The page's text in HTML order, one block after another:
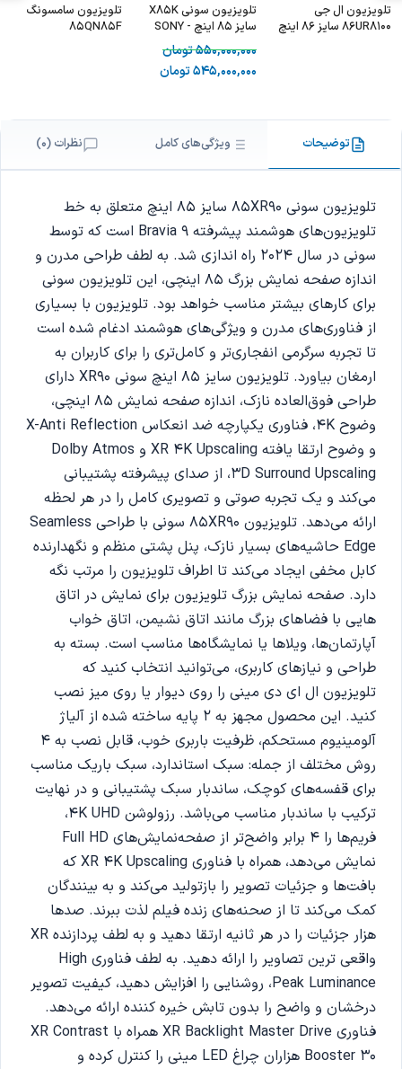
تلویزیون ال جی
86UR8100 سایز 86 اینچ
تلویزیون سونی X85K
سایز 85 اینچ - SONY
KD-85X85K
550,000,000تومان
545,000,000تومان
تلویزیون سامسونگ
85QN85F
توضیحات ویژگی‌های کامل نظرات (0)
تلویزیون سونی 85XR90 سایز 85 اینچ متعلق به خط
تلویزیون‌های هوشمند پیشرفته Bravia 9 است که توسط
سونی در سال 2024 راه اندازی شد. به لطف طراحی مدرن و
اندازه صفحه نمایش بزرگ 85 اینچی، این تلویزیون سونی
برای کارهای بیشتر مناسب خواهد بود. تلویزیون با بسیاری
از فناوری‌های مدرن و ویژگی‌های هوشمند ادغام شده است
تا تجربه سرگرمی انفجاری‌تر و کامل‌تری را برای کاربران به
ارمغان بیاورد. تلویزیون سایز 85 اینچ سونی XR90 دارای
طراحی فوق‌العاده نازک، اندازه صفحه نمایش 85 اینچی،
وضوح 4K، فناوری یکپارچه ضد انعکاس X-Anti Reflection
و وضوح ارتقا یافته XR 4K Upscaling و Dolby Atmos
،3D Surround Upscaling از صدای پیشرفته پشتیبانی
می‌کند و یک تجربه صوتی و تصویری کامل را در هر لحظه
ارائه می‌دهد. تلویزیون 85XR90 سونی با طراحی Seamless
Edge حاشیه‌های بسیار نازک، پنل پشتی منظم و نگهدارنده
کابل مخفی ایجاد می‌کند تا اطراف تلویزیون را مرتب نگه
دارد. صفحه نمایش بزرگ تلویزیون برای نمایش در اتاق
هایی با فضاهای بزرگ مانند اتاق نشیمن، اتاق خواب
آپارتمان‌ها، ویلاها یا نمایشگاه‌ها مناسب است. بسته به
طراحی و نیازهای کاربری، می‌توانید انتخاب کنید که
تلویزیون ال ای دی مینی را روی دیوار یا روی میز نصب
کنید. این محصول مجهز به 2 پایه ساخته شده از آلیاژ
آلومینیوم مستحکم، ظرفیت باربری خوب، قابل نصب به 4
روش مختلف از جمله: سبک استاندارد، سبک باریک مناسب
برای قفسه‌های کوچک، ساندبار سبک پشتیبانی و در نهایت
ترکیب با ساندبار مناسب می‌باشد. رزولوشن 4K UHD،
فریم‌ها را 4 برابر واضح‌تر از صفحه‌نمایش‌های Full HD
نمایش می‌دهد، همراه با فناوری XR 4K Upscaling که
بافت‌ها و جزئیات تصویر را بازتولید می‌کند و به بینندگان
کمک می‌کند تا از صحنه‌های زنده فیلم لذت ببرند. صدها
هزار جزئیات را در هر ثانیه ارتقا دهید و به لطف پردازنده XR
واقعی ترین تصاویر را ارائه دهید. به لطف فناوری High
Peak Luminance، روشنایی را افزایش دهید، کیفیت تصویر
درخشان و واضح را بدون تابش خیره کننده ارائه می‌دهد.
فناوری XR Backlight Master Drive همراه با XR Contrast
Booster 30 هزاران چراغ LED مینی را کنترل کرده و